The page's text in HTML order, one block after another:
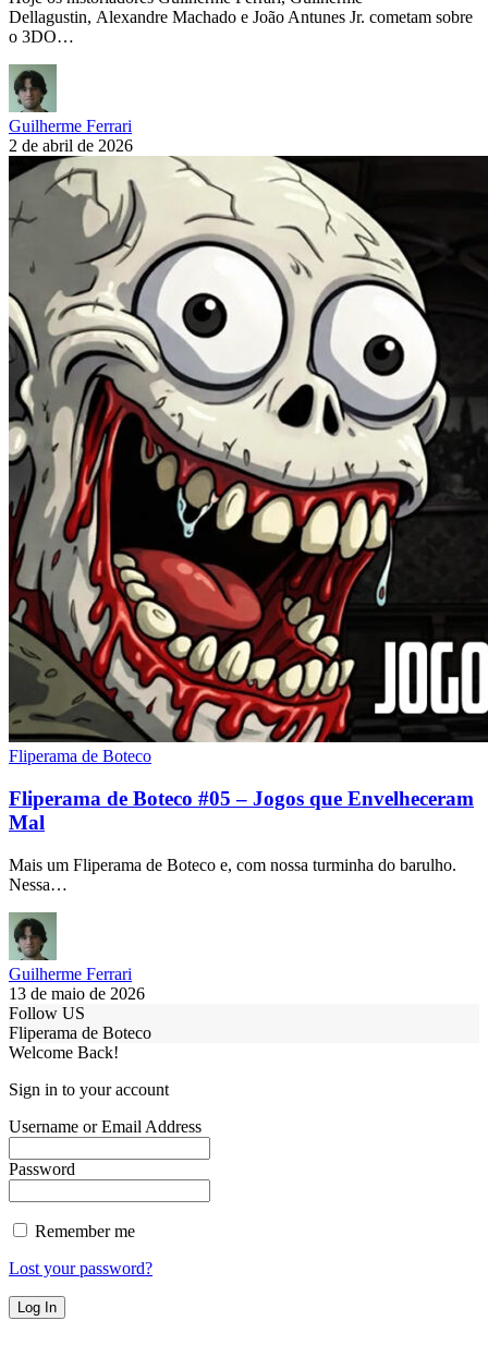
Dellagustin, Alexandre Machado e João Antunes Jr. cometam sobre
o 3DO…
Guilherme Ferrari
2 de abril de 2026
Fliperama de Boteco
Fliperama de Boteco #05 – Jogos que Envelheceram
Mal
Mais um Fliperama de Boteco e, com nossa turminha do barulho.
Nessa…
Guilherme Ferrari
13 de maio de 2026
Follow US
Fliperama de Boteco
Welcome Back!
Sign in to your account
Username or Email Address
Password
Remember me
Lost your password?